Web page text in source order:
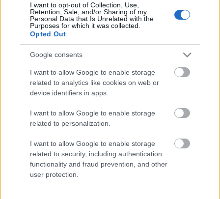
I want to opt-out of Collection, Use,
Retention, Sale, and/or Sharing of my
Personal Data that Is Unrelated with the
Purposes for which it was collected.
Opted Out
Google consents
I want to allow Google to enable storage
related to analytics like cookies on web or
device identifiers in apps.
I want to allow Google to enable storage
related to personalization.
I want to allow Google to enable storage
related to security, including authentication
functionality and fraud prevention, and other
user protection.
vice versa